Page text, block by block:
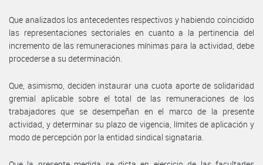
Que analizados los antecedentes respectivos y habiendo coincidido
las representaciones sectoriales en cuanto a la pertinencia del
incremento de las remuneraciones mínimas para la actividad, debe
procederse a su determinación.
Que, asimismo, deciden instaurar una cuota aporte de solidaridad
gremial aplicable sobre el total de las remuneraciones de los
trabajadores que se desempeñan en el marco de la presente
actividad, y determinar su plazo de vigencia, límites de aplicación y
modo de percepción por la entidad sindical signataria.